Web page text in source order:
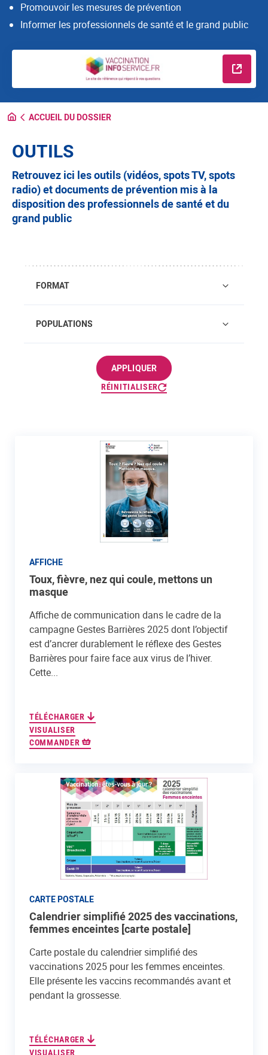
Promouvoir les mesures de prévention
Informer les professionnels de santé et le grand public
En
ACCUEIL DU DOSSIER
OUTILS
Retrouvez ici les outils (vidéos, spots TV, spots
radio) et documents de prévention mis à la
disposition des professionnels de santé et du
grand public
FORMAT
POPULATIONS
APPLIQUER
RÉINITIALISER
AFFICHE
Toux, fièvre, nez qui coule, mettons un
masque
Affiche de communication dans le cadre de la
campagne Gestes Barrières 2025 dont l’objectif
est d’ancrer durablement le réflexe des Gestes
Barrières pour faire face aux virus de l’hiver.
Cette...
TÉLÉCHARGER
VISUALISER
COMMANDER
CARTE POSTALE
Calendrier simplifié 2025 des vaccinations,
femmes enceintes [carte postale]
Carte postale du calendrier simplifié des
vaccinations 2025 pour les femmes enceintes.
Elle présente les vaccins recommandés avant et
pendant la grossesse.
TÉLÉCHARGER
VISUALISER